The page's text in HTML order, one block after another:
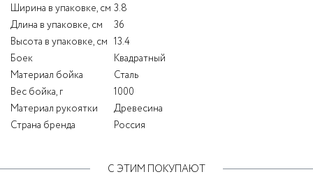
Ширина в упаковке, см 3.8
Длина в упаковке, см
36
Высота в упаковке, см 13.4
Боек
Квадратный
Материал бойка
Сталь
Вес бойка, г
1000
Материал рукоятки
Древесина
Страна бренда
Россия
С ЭТИМ ПОКУПАЮТ